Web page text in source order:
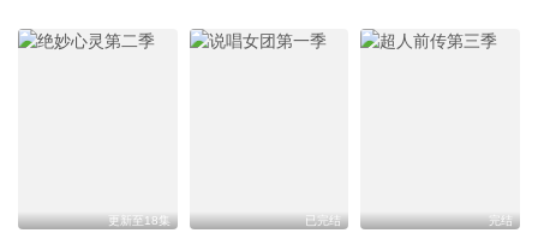
更新至18集 已完结 完结